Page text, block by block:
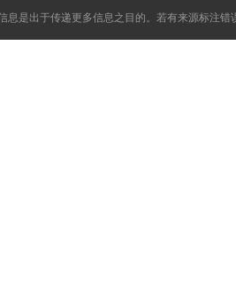
息是出于传递更多信息之目的。若有来源标注